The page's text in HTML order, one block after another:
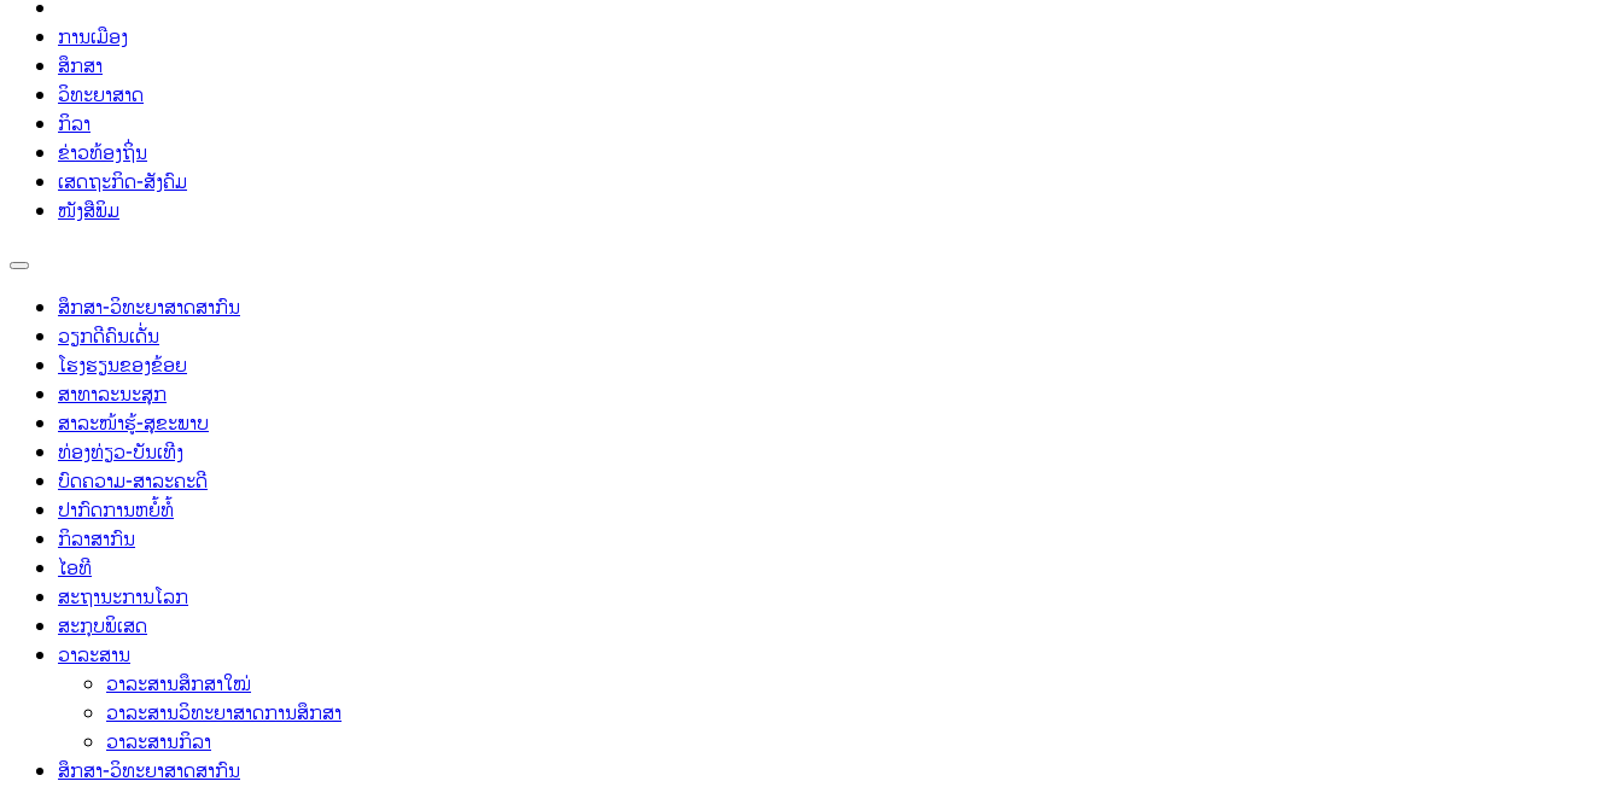
ການເມືອງ
ສຶກສາ
ວິທະຍາສາດ
ກິລາ
ຂ່າວທ້ອງຖິ່ນ
ເສດຖະກິດ-ສັງຄົມ
ໜັງສືພິມ
ສຶກສາ-ວິທະຍາສາດສາກົນ
ວຽກດີຄົນເດັ່ນ
ໂຮງຮຽນຂອງຂ້ອຍ
ສາທາລະນະສຸກ
ສາລະໜ້າຮູ້-ສຸຂະພາບ
ທ່ອງທ່ຽວ-ບັນເທີງ
ບົດຄວາມ-ສາລະຄະດີ
ປາກົດການຫຍໍ້ທໍ້
ກິລາສາກົນ
ໄອທີ
ສະຖານະການໂລກ
ສະກຸບພິເສດ
ວາລະສານ
ວາລະສານສຶກສາໃໝ່
ວາລະສານວິທະຍາສາດການສຶກສາ
ວາລະສານກິລາ
ສຶກສາ-ວິທະຍາສາດສາກົນ